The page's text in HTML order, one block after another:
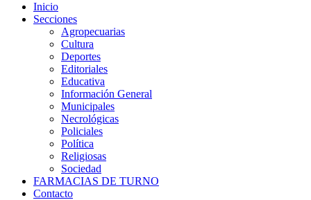
Inicio
Secciones
Agropecuarias
Cultura
Deportes
Editoriales
Educativa
Información General
Municipales
Necrológicas
Policiales
Política
Religiosas
Sociedad
FARMACIAS DE TURNO
Contacto